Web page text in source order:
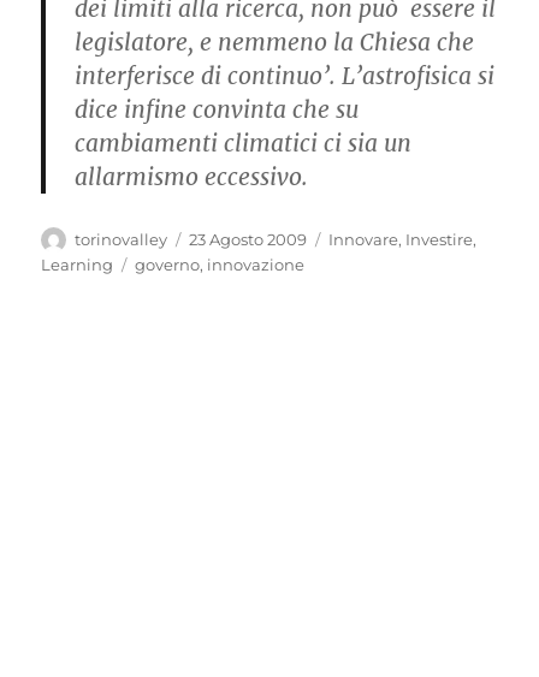
dei limiti alla ricerca, non può essere il
legislatore, e nemmeno la Chiesa che
interferisce di continuo’. L’astrofisica si
dice infine convinta che su
cambiamenti climatici ci sia un
allarmismo eccessivo.
Autore
torinovalley
Pubblicato
il
23 Agosto 2009 Categorie
Innovare, Investire,
Learning
Tag
governo, innovazione